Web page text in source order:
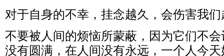
对于自身的不幸，挂念越久，会伤害我
不要被人间的烦恼所蒙蔽，因为它们不
没有圆满，在人间没有永远，一个人今